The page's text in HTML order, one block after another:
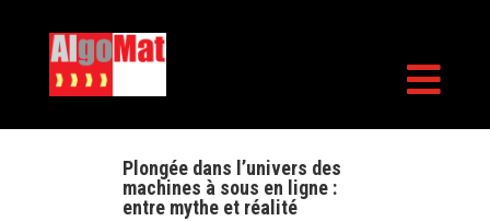

Plongée dans l’univers des
machines à sous en ligne :
entre mythe et réalité